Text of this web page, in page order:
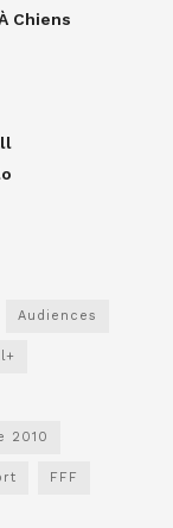
Chiens
Audiences
2010
FFF